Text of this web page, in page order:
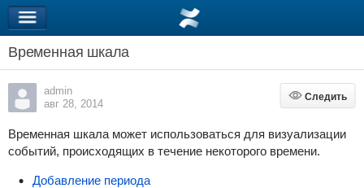
Временная шкала
admin
авг 28, 2014
Следить
Следить
Временная шкала может использоваться для визуализации
событий, происходящих в течение некоторого времени.
Добавление периода